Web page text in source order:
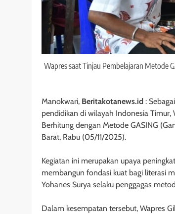
Wapres saat Tinjau Pembelajaran Metode
Manokwari, Beritakotanews.id :
pendidikan di wilayah Indonesia Timur,
Berhitung dengan Metode GASING
Barat, Rabu (05/11/2025).
Kegiatan ini merupakan upaya
membangun fondasi kuat bagi literasi
Yohanes Surya selaku penggagas
Dalam kesempatan tersebut, Wapres